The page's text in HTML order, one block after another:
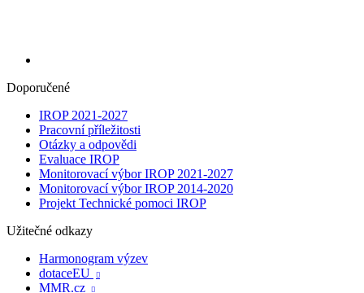
Doporučené
IROP 2021-2027
Pracovní příležitosti
Otázky a odpovědi
Evaluace IROP
Monitorovací výbor IROP 2021-2027
Monitorovací výbor IROP 2014-2020
Projekt Technické pomoci IROP
Užitečné odkazy
Harmonogram výzev
dotaceEU

MMR.cz 